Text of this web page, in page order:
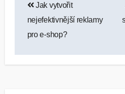
pro
příspěvek
Jak vytvořit
nejefektivnější reklamy
pro e-shop?